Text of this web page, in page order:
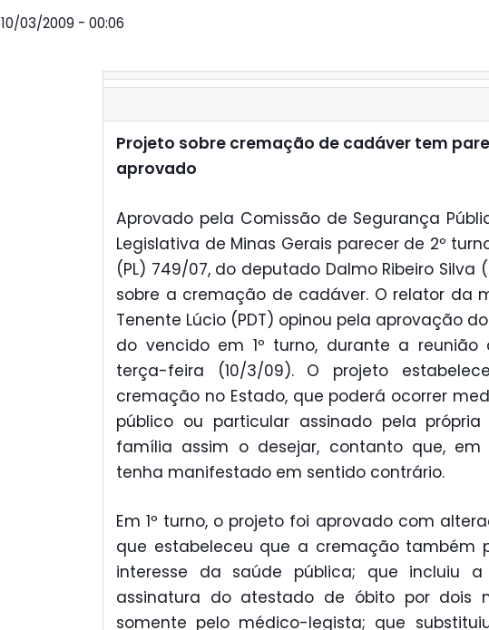
10/03/2009 - 00:06
Projeto sobre cremação de cadáver tem
aprovado
Aprovado pela Comissão de Segurança
Legislativa de Minas Gerais parecer de 2º
(PL) 749/07, do deputado Dalmo Ribeiro Silva
sobre a cremação de cadáver. O relator da
Tenente Lúcio (PDT) opinou pela aprovação
do vencido em 1º turno, durante a
terça-feira (10/3/09). O projeto
cremação no Estado, que poderá ocorrer
público ou particular assinado pela
família assim o desejar, contanto que,
tenha manifestado em sentido contrário.
Em 1º turno, o projeto foi aprovado com
que estabeleceu que a cremação também
interesse da saúde pública; que incluiu a
assinatura do atestado de óbito por dois
somente pelo médico-legista; que